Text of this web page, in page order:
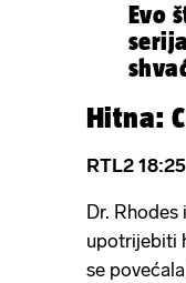
Evo
Hitna:
RTL2 18:25
Dr.
upotrijebiti
se